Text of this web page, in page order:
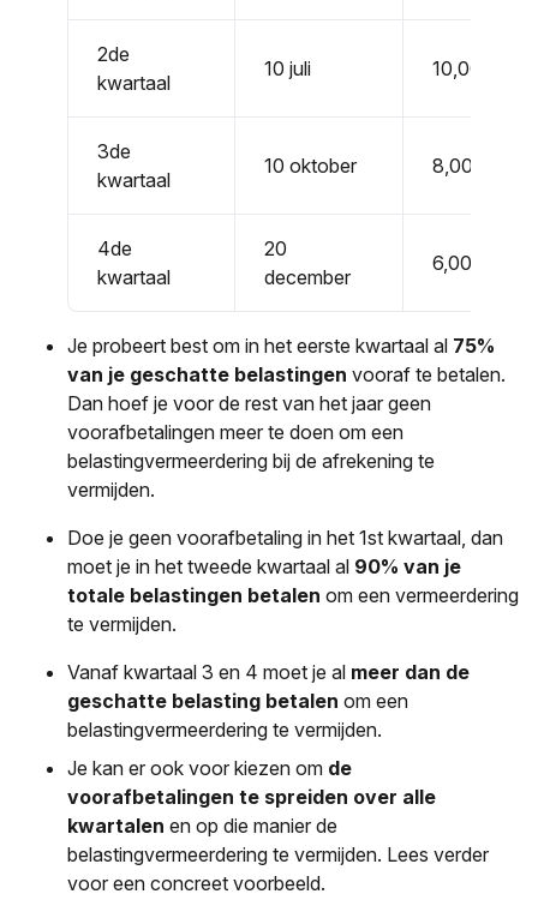
2de
kwartaal
10 juli 10,00%
3de
kwartaal
10 oktober 8,00%
4de
kwartaal
20
december
6,00%
Je probeert best om in het eerste kwartaal al 75%
van je geschatte belastingen vooraf te betalen.
Dan hoef je voor de rest van het jaar geen
voorafbetalingen meer te doen om een
belastingvermeerdering bij de afrekening te
vermijden.
Doe je geen voorafbetaling in het 1st kwartaal, dan
moet je in het tweede kwartaal al 90% van je
totale belastingen betalen om een vermeerdering
te vermijden.
Vanaf kwartaal 3 en 4 moet je al meer dan de
geschatte belasting betalen om een
belastingvermeerdering te vermijden.
Je kan er ook voor kiezen om de
voorafbetalingen te spreiden over alle
kwartalen en op die manier de
belastingvermeerdering te vermijden. Lees verder
voor een concreet voorbeeld.